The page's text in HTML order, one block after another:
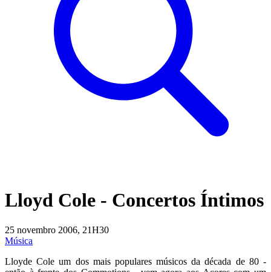
Lloyd Cole - Concertos Íntimos
25 novembro 2006, 21H30
Música
Lloyde Cole um dos mais populares músicos da década de 80 -